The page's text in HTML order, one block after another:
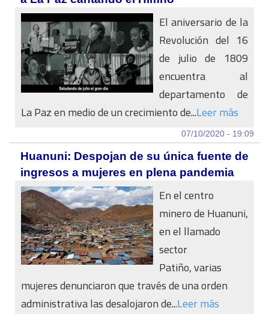
El aniversario de la
Revolución del 16
de julio de 1809
encuentra al
departamento de
La Paz en medio de un crecimiento de...Leer más
07/10/2020 - 19:09
Huanuni: Despojan de su única fuente de
ingresos a mujeres en plena pandemia
En el centro
minero de Huanuni,
en el llamado
sector
Patiño, varias
mujeres denunciaron que través de una orden
administrativa las desalojaron de...Leer más